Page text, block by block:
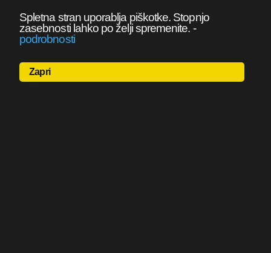
Spletna stran uporablja piškotke. Stopnjo
zasebnosti lahko po želji spremenite. -
podrobnosti
Zapri